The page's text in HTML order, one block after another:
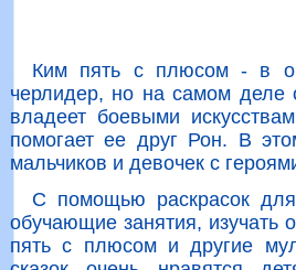
Ким пять с плюсом - в
черлидер, но на самом деле
владеет боевыми
помогает ее друг Рон. В
мальчиков и девочек с
С помощью раскрасок
обучающие занятия, изучать
пять с плюсом и другие